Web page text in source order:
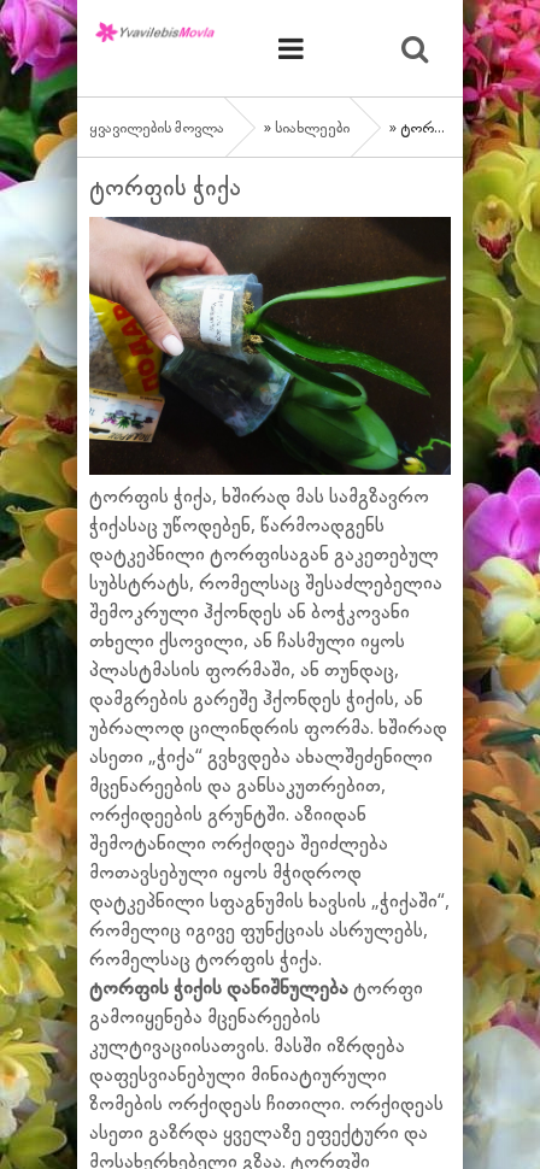
ყვავილების მოვლა » სიახლეები » ტორფის ჭიქა
ტორფის ჭიქა
ტორფის ჭიქა, ხშირად მას სამგზავრო
ჭიქასაც უწოდებენ, წარმოადგენს
დატკეპნილი ტორფისაგან გაკეთებულ
სუბსტრატს, რომელსაც შესაძლებელია
შემოკრული ჰქონდეს ან ბოჭკოვანი
თხელი ქსოვილი, ან ჩასმული იყოს
პლასტმასის ფორმაში, ან თუნდაც,
დამგრების გარეშე ჰქონდეს ჭიქის, ან
უბრალოდ ცილინდრის ფორმა. ხშირად
ასეთი „ჭიქა“ გვხვდება ახალშეძენილი
მცენარეების და განსაკუთრებით,
ორქიდეების გრუნტში. აზიიდან
შემოტანილი ორქიდეა შეიძლება
მოთავსებული იყოს მჭიდროდ
დატკეპნილი სფაგნუმის ხავსის „ჭიქაში“,
რომელიც იგივე ფუნქციას ასრულებს,
რომელსაც ტორფის ჭიქა.
ტორფის ჭიქის დანიშნულებატორფი
გამოიყენება მცენარეების
კულტივაციისათვის. მასში იზრდება
დაფესვიანებული მინიატიურული
ზომების ორქიდეას ჩითილი. ორქიდეას
ასეთი გაზრდა ყველაზე ეფექტური და
მოსახერხებელი გზაა. ტორფში